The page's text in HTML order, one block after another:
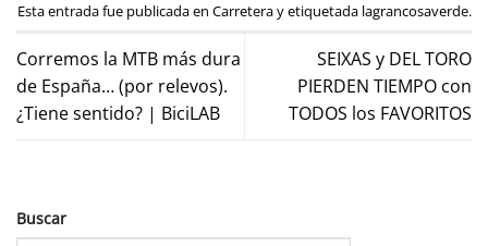
Esta entrada fue publicada en Carreteray etiquetada lagrancosaverde.
Corremos la MTB más dura
de España… (por relevos).
¿Tiene sentido? | BiciLAB
SEIXAS y DEL TORO
PIERDEN TIEMPO con
TODOS los FAVORITOS
Buscar